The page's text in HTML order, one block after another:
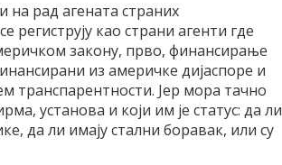
на рад агената страних
региструју као страни агенти где
закону, прво, финансирање
из америчке дијаспоре и
транспарентности. Јер мора тачно
установа и који им је статус: да ли
да ли имају стални боравак, или су